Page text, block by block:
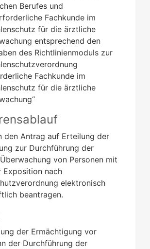
Berufes und
Fachkunde im
für die ärztliche
entsprechend den
des Richtlinienmoduls zur
Fachkunde im
für die ärztliche
den Antrag auf Erteilung der
zur Durchführung der
von Personen mit
Exposition nach
elektronisch
beantragen.
der Ermächtigung vor
der Durchführung der